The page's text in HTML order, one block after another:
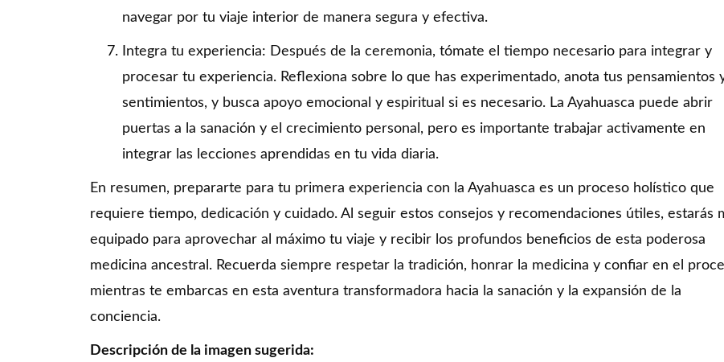
navegar por tu viaje interior de manera segura y efectiva.
Integra tu experiencia: Después de la ceremonia, tómate el tiempo necesario para integrar y
procesar tu experiencia. Reflexiona sobre lo que has experimentado, anota tus pensamientos
sentimientos, y busca apoyo emocional y espiritual si es necesario. La Ayahuasca puede abrir
puertas a la sanación y el crecimiento personal, pero es importante trabajar activamente en
integrar las lecciones aprendidas en tu vida diaria.
En resumen, prepararte para tu primera experiencia con la Ayahuasca es un proceso holístico que
requiere tiempo, dedicación y cuidado. Al seguir estos consejos y recomendaciones útiles, estarás
equipado para aprovechar al máximo tu viaje y recibir los profundos beneficios de esta poderosa
medicina ancestral. Recuerda siempre respetar la tradición, honrar la medicina y confiar en el
mientras te embarcas en esta aventura transformadora hacia la sanación y la expansión de la
conciencia.
Descripción de la imagen sugerida: